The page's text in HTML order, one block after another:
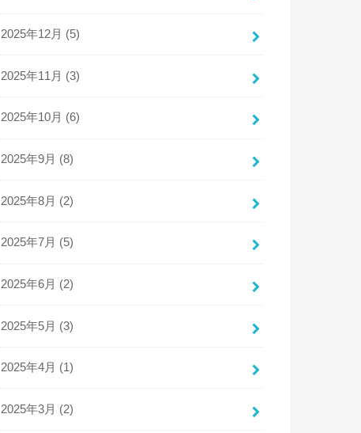
2025年12月 (5)
2025年11月 (3)
2025年10月 (6)
2025年9月 (8)
2025年8月 (2)
2025年7月 (5)
2025年6月 (2)
2025年5月 (3)
2025年4月 (1)
2025年3月 (2)